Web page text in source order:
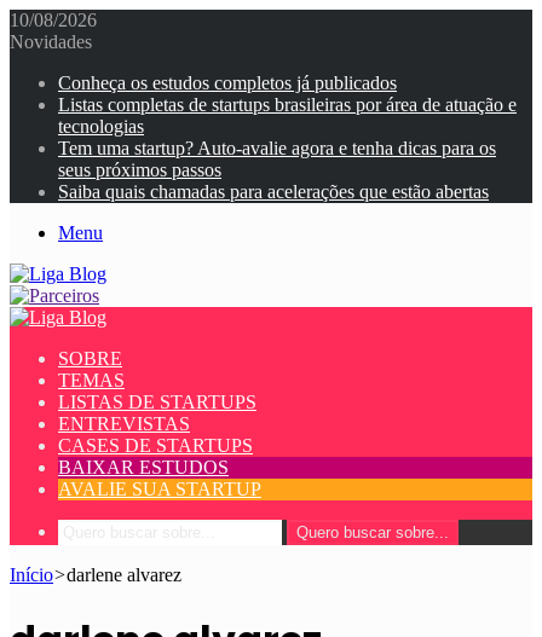
10/08/2026
Novidades
Conheça os estudos completos já publicados
Listas completas de startups brasileiras por área de atuação e
tecnologias
Tem uma startup? Auto-avalie agora e tenha dicas para os
seus próximos passos
Saiba quais chamadas para acelerações que estão abertas
Menu
SOBRE
TEMAS
LISTAS DE STARTUPS
ENTREVISTAS
CASES DE STARTUPS
BAIXAR ESTUDOS
AVALIE SUA STARTUP
Quero buscar sobre...
Início>darlene alvarez